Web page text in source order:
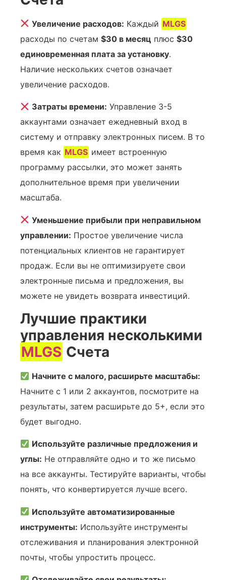
Увеличение расходов: Каждый MLGS
расходы по счетам $30 в месяц плюс $30
единовременная плата за установку.
Наличие нескольких счетов означает
увеличение расходов.
Затраты времени: Управление 3-5
аккаунтами означает ежедневный вход в
систему и отправку электронных писем. В то
время как MLGS имеет встроенную
программу рассылки, это может занять
дополнительное время при увеличении
масштаба.
Уменьшение прибыли при неправильном
управлении: Простое увеличение числа
потенциальных клиентов не гарантирует
продаж. Если вы не оптимизируете свои
электронные письма и предложения, вы
можете не увидеть возврата инвестиций.
Лучшие практики
управления несколькими
MLGS Счета
Начните с малого, расширьте масштабы:
Начните с 1 или 2 аккаунтов, посмотрите на
результаты, затем расширьте до 5+, если это
будет выгодно.
Используйте различные предложения и
углы: Не отправляйте одно и то же письмо
на все аккаунты. Тестируйте варианты, чтобы
понять, что конвертируется лучше всего.
Используйте автоматизированные
инструменты: Используйте инструменты
отслеживания и планирования электронной
почты, чтобы упростить процесс.